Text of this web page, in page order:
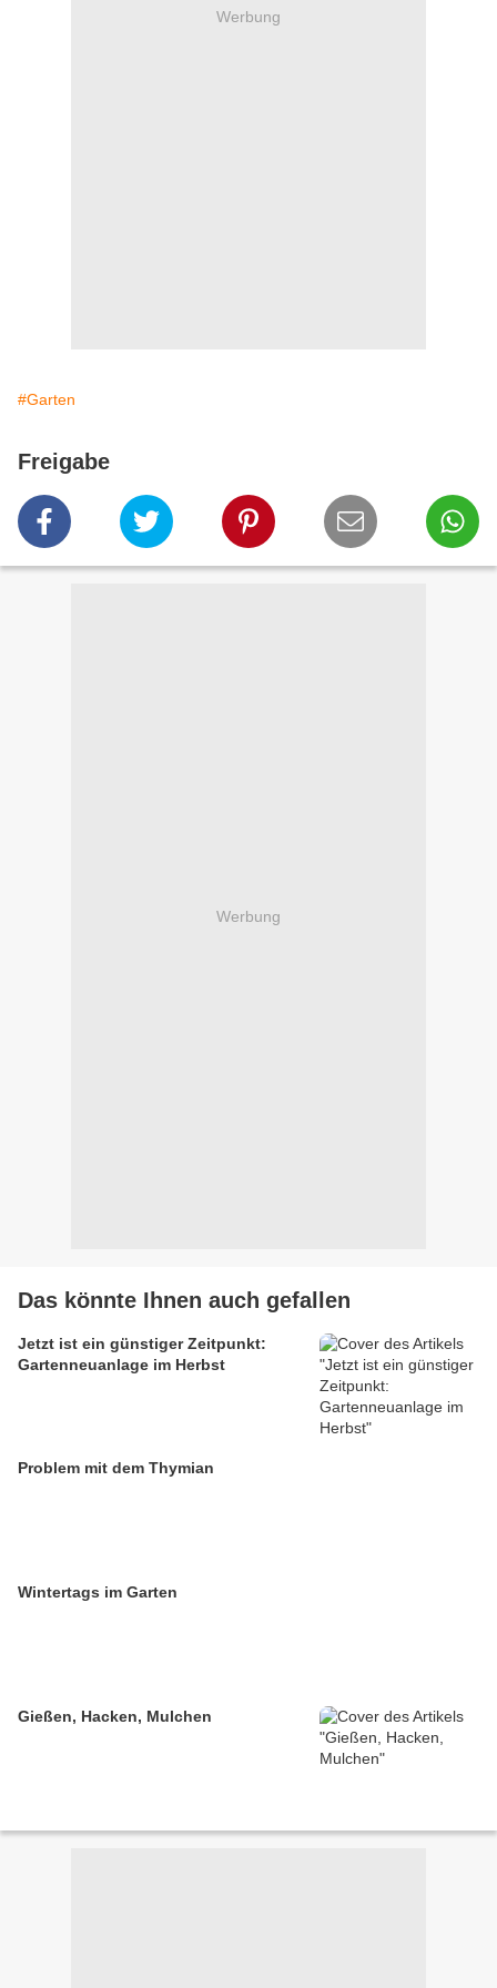
Werbung
#Garten
Freigabe
Werbung
Das könnte Ihnen auch gefallen
Jetzt ist ein günstiger Zeitpunkt:
Gartenneuanlage im Herbst
Problem mit dem Thymian
Wintertags im Garten
Gießen, Hacken, Mulchen